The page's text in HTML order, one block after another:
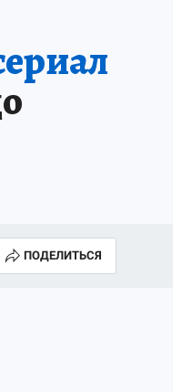
ПОДЕЛИТЬСЯ